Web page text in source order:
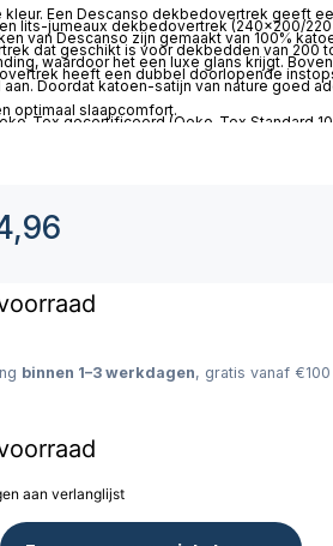
Een Descanso dekbedovertrek geeft
van Descanso zijn gemaakt van 100%
waardoor het een luxe glans krijgt.
Doordat katoen-satijn van nature goed
optimaal slaapcomfort.
lits-jumeaux dekbedovertrek (240×200/
dat geschikt is voor dekbedden van 200
heeft een dubbel doorlopende
Tex gecertificeerd (Oeko-Tex Standard
binnen 1–3 werkdagen, gratis vanaf €100
aan verlanglijst